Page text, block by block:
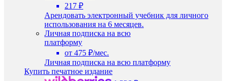
217 ₽
Арендовать электронный учебник для личного
использования на 6 месяцев.
Личная подписка на всю
платформу
от 475 ₽/мес.
Личная подписка на всю платформу
Купить печатное издание